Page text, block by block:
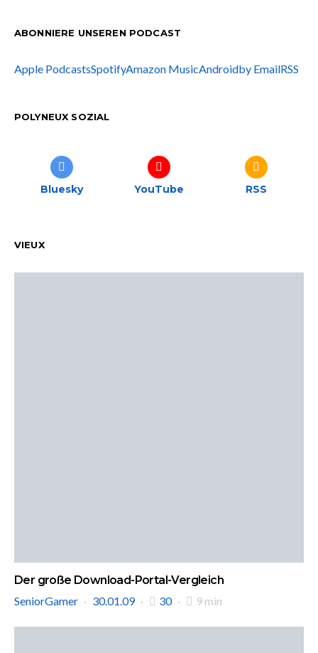
ABONNIERE UNSEREN PODCAST
Apple PodcastsSpotifyAmazon MusicAndroidby EmailRSS
POLYNEUX SOZIAL
Bluesky YouTube RSS
VIEUX
Der große Download-Portal-Vergleich
SeniorGamer
30.01.09 30 9 min